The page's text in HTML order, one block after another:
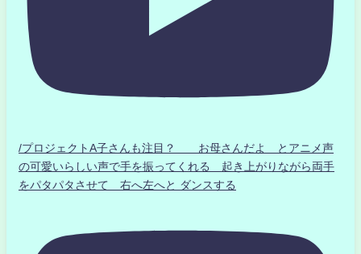
/プロジェクトA子さんも注目？ お母さんだよ とアニメ声
の可愛いらしい声で手を振ってくれる 起き上がりながら両手
をパタパタさせて 右へ左へと ダンスする